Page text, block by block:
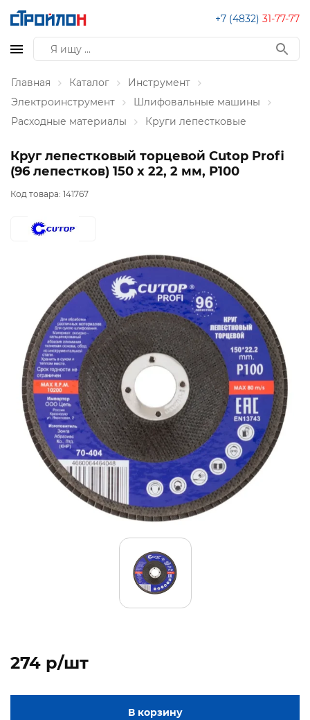
+7 (4832) 31-77-77
Главная Каталог
Инструмент
Электроинструмент
Шлифовальные машины
Расходные материалы
Круги лепестковые
Круг лепестковый торцевой Cutop Profi
(96 лепестков) 150 х 22, 2 мм, Р100
Код товара: 141767
274 p/шт
В корзину